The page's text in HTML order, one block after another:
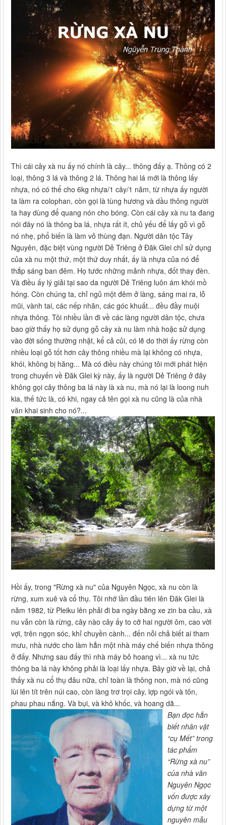
Thì cái cây xà nu ấy nó chính là cây... thông đấy ạ. Thông có 2
loại, thông 3 lá và thông 2 lá. Thông hai lá mới là thông lấy
nhựa, nó có thể cho 6kg nhựa/1 cây/1 năm, từ nhựa ấy người
ta làm ra colophan, còn gọi là tùng hương và dầu thông người
ta hay dùng để quang nón cho bóng. Còn cái cây xà nu ta đang
nói đây nó là thông ba lá, nhựa rất ít, chủ yếu để lấy gỗ vì gỗ
nó nhẹ, phổ biến là làm vỏ thùng đạn. Người dân tộc Tây
Nguyên, đặc biệt vùng người Dẻ Triêng ở Đăk Glei chỉ sử dụng
của xà nu một thứ, một thứ duy nhất, ấy là nhựa của nó để
thắp sáng ban đêm. Họ tước những mảnh nhựa, đốt thay đèn.
Và điều ấy lý giải tại sao da người Dẻ Triêng luôn ám khói mồ
hóng. Còn chúng ta, chỉ ngủ một đêm ở làng, sáng mai ra, lỗ
mũi, vành tai, các nếp nhăn, các góc khuất... đều đầy muội
nhựa thông. Tôi nhiều lần đi về các làng người dân tộc, chưa
bao giờ thấy họ sử dụng gỗ cây xà nu làm nhà hoặc sử dụng
vào đời sống thường nhật, kể cả củi, có lẽ do thời ấy rừng còn
nhiều loại gỗ tốt hơn cây thông nhiều mà lại không có nhựa,
khói, không bị hăng... Mà có điều này chúng tôi mới phát hiện
trong chuyến về Đăk Glei kỳ này, ấy là người Dẻ Triêng ở đây
không gọi cây thông ba lá này là xà nu, mà nó lại là loong nuh
kia, thế tức là, có khi, ngay cả tên gọi xà nu cũng là của nhà
văn khai sinh cho nó?...
Hồi ấy, trong "Rừng xà nu" của Nguyên Ngọc, xà nu còn là
rừng, xum xuê và cổ thụ. Tôi nhớ lần đầu tiên lên Đăk Glei là
năm 1982, từ Pleiku lên phải đi ba ngày bằng xe zin ba cầu, xà
nu vẫn còn là rừng, cây nào cây ấy to cỡ hai người ôm, cao vời
vợi, trên ngọn sóc, khỉ chuyền cành... đến nỗi chả biết ai tham
mưu, nhà nước cho làm hẳn một nhà máy chế biến nhựa thông
ở đấy. Nhưng sau đấy thì nhà máy bỏ hoang vì... xà nu tức
thông ba lá này không phải là loại lấy nhựa. Bây giờ về lại, chả
thấy xà nu cổ thụ đâu nữa, chỉ toàn là thông non, mà nó cũng
lùi lên tít trên núi cao, còn làng trơ trọi cây, lợp ngói và tôn,
phau phau nắng. Và bụi, và khô khốc, và hoang dã...
Bạn đọc hẳn
biết nhân vật
“cụ Mết” trong
tác phẩm
“Rừng xà nu”
của nhà văn
Nguyên Ngọc
vốn được xây
dựng từ một
nguyên mẫu